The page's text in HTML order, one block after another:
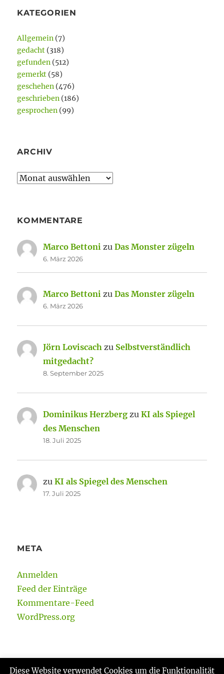
KATEGORIEN
Allgemein (7)
gedacht (318)
gefunden (512)
gemerkt (58)
geschehen (476)
geschrieben (186)
gesprochen (99)
ARCHIV
Archiv
KOMMENTARE
Marco Bettoni zuDas Monster zügeln
6. März 2026
Marco Bettoni zuDas Monster zügeln
6. März 2026
Jörn Loviscach zu Selbstverständlich
mitgedacht?
8. September 2025
Dominikus Herzberg zuKI als Spiegel
des Menschen
18. Juli 2025
zuKI als Spiegel des Menschen
17. Juli 2025
META
Anmelden
Feed der Einträge
Kommentare-Feed
WordPress.org
Diese Website verwendet Cookies um die Funktionalität